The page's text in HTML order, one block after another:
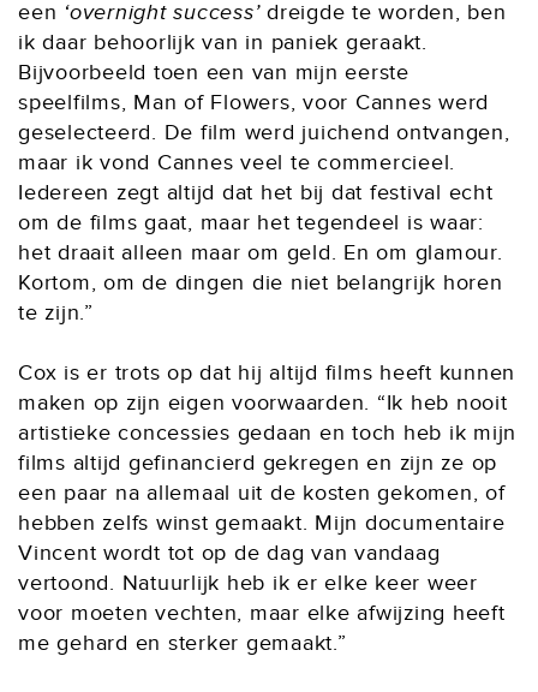
een ‘overnight success’dreigde te worden, ben
ik daar behoorlijk van in paniek geraakt.
Bijvoorbeeld toen een van mijn eerste
speelfilms, Man of Flowers, voor Cannes werd
geselecteerd. De film werd juichend ontvangen,
maar ik vond Cannes veel te commercieel.
Iedereen zegt altijd dat het bij dat festival echt
om de films gaat, maar het tegendeel is waar:
het draait alleen maar om geld. En om glamour.
Kortom, om de dingen die niet belangrijk horen
te zijn.”
Cox is er trots op dat hij altijd films heeft kunnen
maken op zijn eigen voorwaarden. “Ik heb nooit
artistieke concessies gedaan en toch heb ik mijn
films altijd gefinancierd gekregen en zijn ze op
een paar na allemaal uit de kosten gekomen, of
hebben zelfs winst gemaakt. Mijn documentaire
Vincent wordt tot op de dag van vandaag
vertoond. Natuurlijk heb ik er elke keer weer
voor moeten vechten, maar elke afwijzing heeft
me gehard en sterker gemaakt.”